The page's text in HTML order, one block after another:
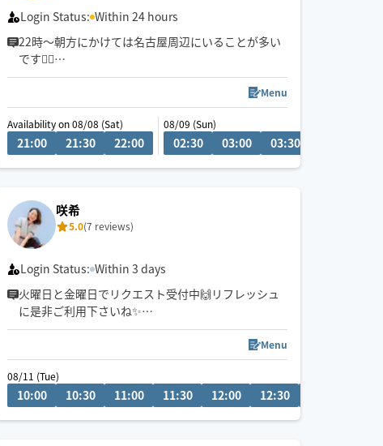
お客様の身体に合った施術でメニューをご提案させ
て頂きます👏
小さなお子さまやペットが居るお宅も歓迎です🐶😺
12:00 12:30 13:00 13:30 14:00 14:30
Login Status: Within 24 hours
22時〜朝方にかけては名古屋周辺にいることが多い
です💆‍♂️
💬シフト外の日時やメニューのご相談はチャットに
てお問い合わせください。
調整可能な際は出来る限り対応させていただきます
※他店舗での勤務もあり、施術中は返信や承諾が遅
くなりますのでご了承ください🙇
Menu
Availability on 08/08 (Sat)
21:00 21:30 22:00
08/09 (Sun)
02:30 03:00 03:30
08/17 (Mon)
20:30 21:00 19:30 20:00 20:30 21:00
咲希
5.0(7 reviews)
Login Status: Within 3 days
火曜日と金曜日でリクエスト受付中🙌リフレッシュ
に是非ご利用下さいね✨
肩こり🍀腰痛🍀眼精疲労🍀足つぼ🐾オイルトリート
🚃移動です✨
リクエストお待ちしております(*^^*)
Menu
08/11 (Tue)
10:00 10:30 11:00 11:30 12:00 12:30